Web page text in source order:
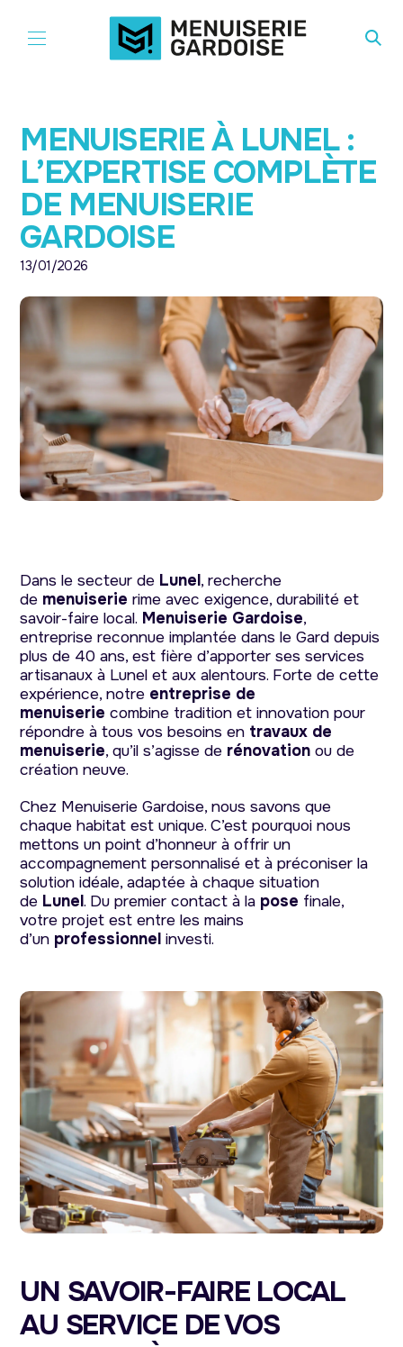
MENUISERIE À LUNEL :
L’EXPERTISE COMPLÈTE
DE MENUISERIE
GARDOISE
13/01/2026
Dans le secteur de Lunel, recherche
de menuiserie rime avec exigence, durabilité et
savoir-faire local. Menuiserie Gardoise,
entreprise reconnue implantée dans le Gard depuis
plus de 40 ans, est fière d’apporter ses services
artisanaux à Lunel et aux alentours. Forte de cette
expérience, notre entreprise de
menuiserie combine tradition et innovation pour
répondre à tous vos besoins en travaux de
menuiserie, qu’il s’agisse de rénovation ou de
création neuve.
Chez Menuiserie Gardoise, nous savons que
chaque habitat est unique. C’est pourquoi nous
mettons un point d’honneur à offrir un
accompagnement personnalisé et à préconiser la
solution idéale, adaptée à chaque situation
de Lunel. Du premier contact à la pose finale,
votre projet est entre les mains
d’un professionnel investi.
UN SAVOIR-FAIRE LOCAL
AU SERVICE DE VOS